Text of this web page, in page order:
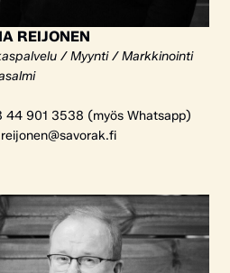
REIJONEN
/ Myynti / Markkinointi
44 901 3538 (myös Whatsapp)